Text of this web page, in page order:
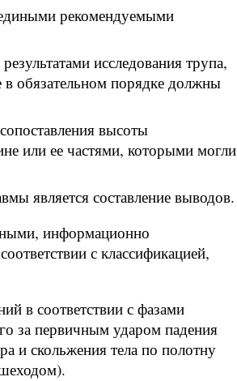
рекомендуемыми
исследования трупа,
в обязательном порядке должны
высоты
или ее частями, которыми могли
является составление выводов.
информационно
с классификацией,
в соответствии с фазами
за первичным ударом падения
и скольжения тела по полотну